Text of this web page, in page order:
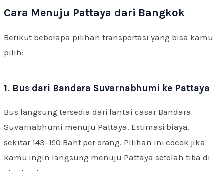
Cara Menuju Pattaya dari Bangkok
Berikut beberapa pilihan transportasi yang bisa kamu
pilih:
1. Bus dari Bandara Suvarnabhumi ke Pattaya
Bus langsung tersedia dari lantai dasar Bandara
Suvarnabhumi menuju Pattaya. Estimasi biaya,
sekitar 143–190 Baht per orang. Pilihan ini cocok jika
kamu ingin langsung menuju Pattaya setelah tiba di